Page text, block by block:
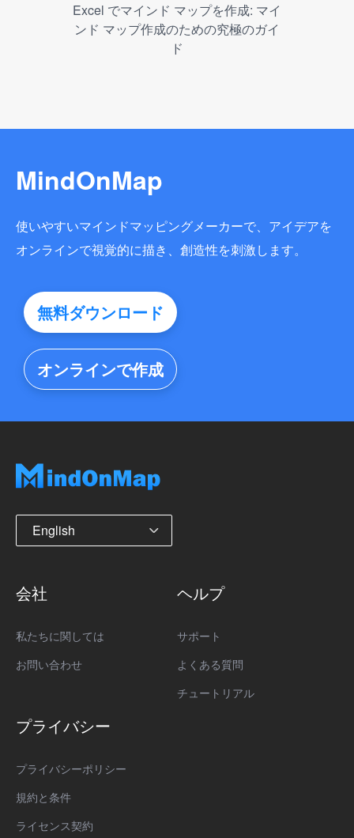
Excel でマインド マップを作成: マイ
ンド マップ作成のための究極のガイ
ド
MindOnMap
使いやすいマインドマッピングメーカーで、アイデアを
オンラインで視覚的に描き、創造性を刺激します。
無料ダウンロード
オンラインで作成
English
会社
私たちに関しては
お問い合わせ
ヘルプ
サポート
よくある質問
チュートリアル
プライバシー
プライバシーポリシー
規約と条件
ライセンス契約